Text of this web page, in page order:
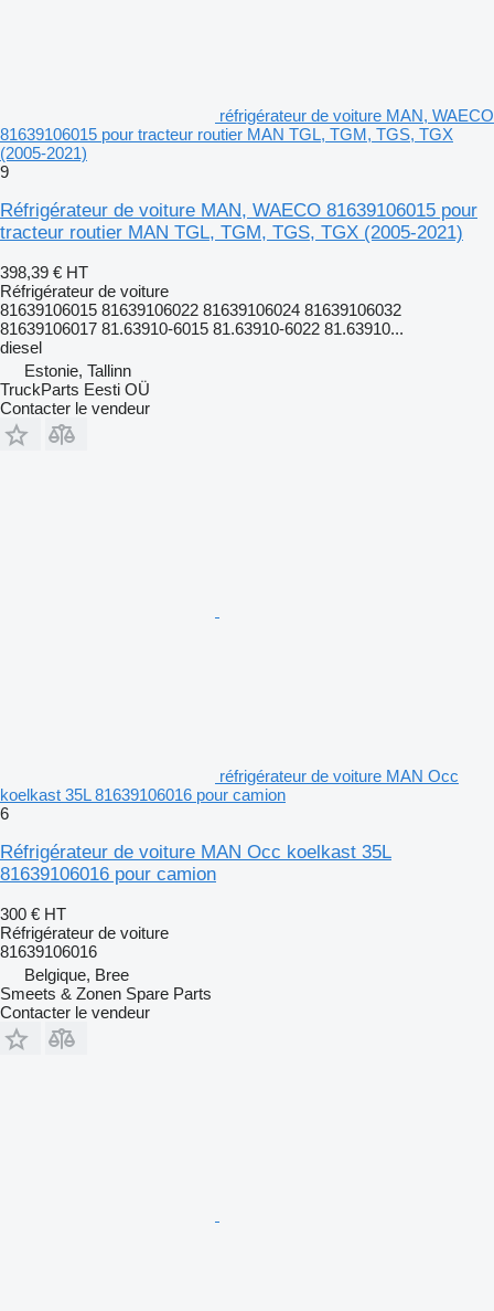
réfrigérateur de voiture MAN, WAECO
81639106015 pour tracteur routier MAN TGL, TGM, TGS, TGX
(2005-2021)
9
Réfrigérateur de voiture MAN, WAECO 81639106015 pour
tracteur routier MAN TGL, TGM, TGS, TGX (2005-2021)
398,39 € HT
Réfrigérateur de voiture
81639106015 81639106022 81639106024 81639106032
81639106017 81.63910-6015 81.63910-6022 81.63910...
diesel
Estonie, Tallinn
TruckParts Eesti OÜ
Contacter le vendeur
réfrigérateur de voiture MAN Occ
koelkast 35L 81639106016 pour camion
6
Réfrigérateur de voiture MAN Occ koelkast 35L
81639106016 pour camion
300 € HT
Réfrigérateur de voiture
81639106016
Belgique, Bree
Smeets & Zonen Spare Parts
Contacter le vendeur